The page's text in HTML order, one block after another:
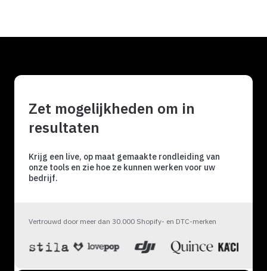
Zet mogelijkheden om in
resultaten
Krijg een live, op maat gemaakte rondleiding van
onze tools en zie hoe ze kunnen werken voor uw
bedrijf.
Vertrouwd door meer dan 30.000 Shopify- en DTC-merken